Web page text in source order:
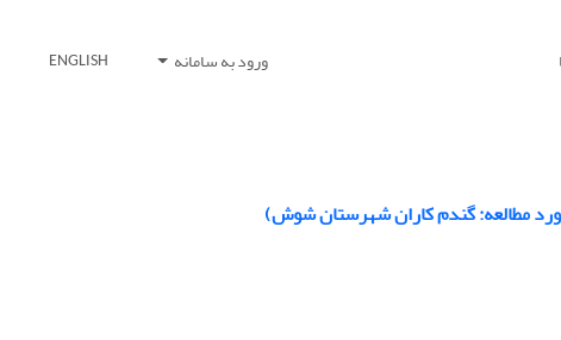
ورود به سامانه ENGLISH
مطالعه: گندم‏ کاران شهرستان شوش)